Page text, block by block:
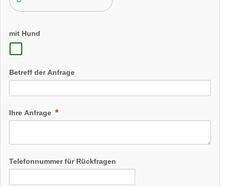
mit Hund
Betreff der Anfrage
Ihre Anfrage
Telefonnummer für Rückfragen